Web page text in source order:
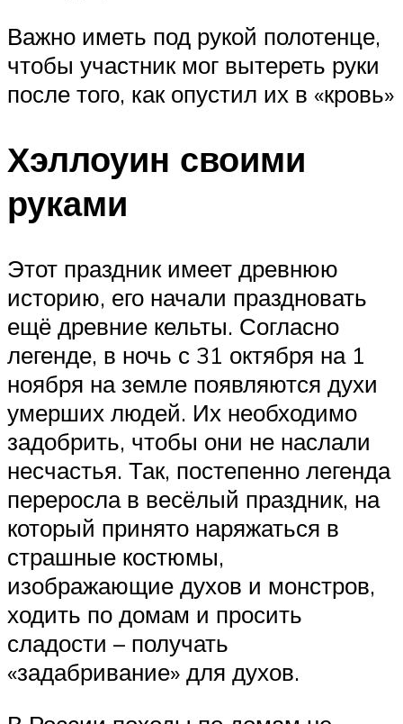
Важно иметь под рукой полотенце,
чтобы участник мог вытереть руки
после того, как опустил их в «кровь»
Хэллоуин своими
руками
Этот праздник имеет древнюю
историю, его начали праздновать
ещё древние кельты. Согласно
легенде, в ночь с 31 октября на 1
ноября на земле появляются духи
умерших людей. Их необходимо
задобрить, чтобы они не наслали
несчастья. Так, постепенно легенда
переросла в весёлый праздник, на
который принято наряжаться в
страшные костюмы,
изображающие духов и монстров,
ходить по домам и просить
сладости – получать
«задабривание» для духов.